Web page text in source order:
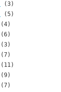
(3)
(5)
(4)
(6)
(3)
(7)
(11)
(9)
(7)